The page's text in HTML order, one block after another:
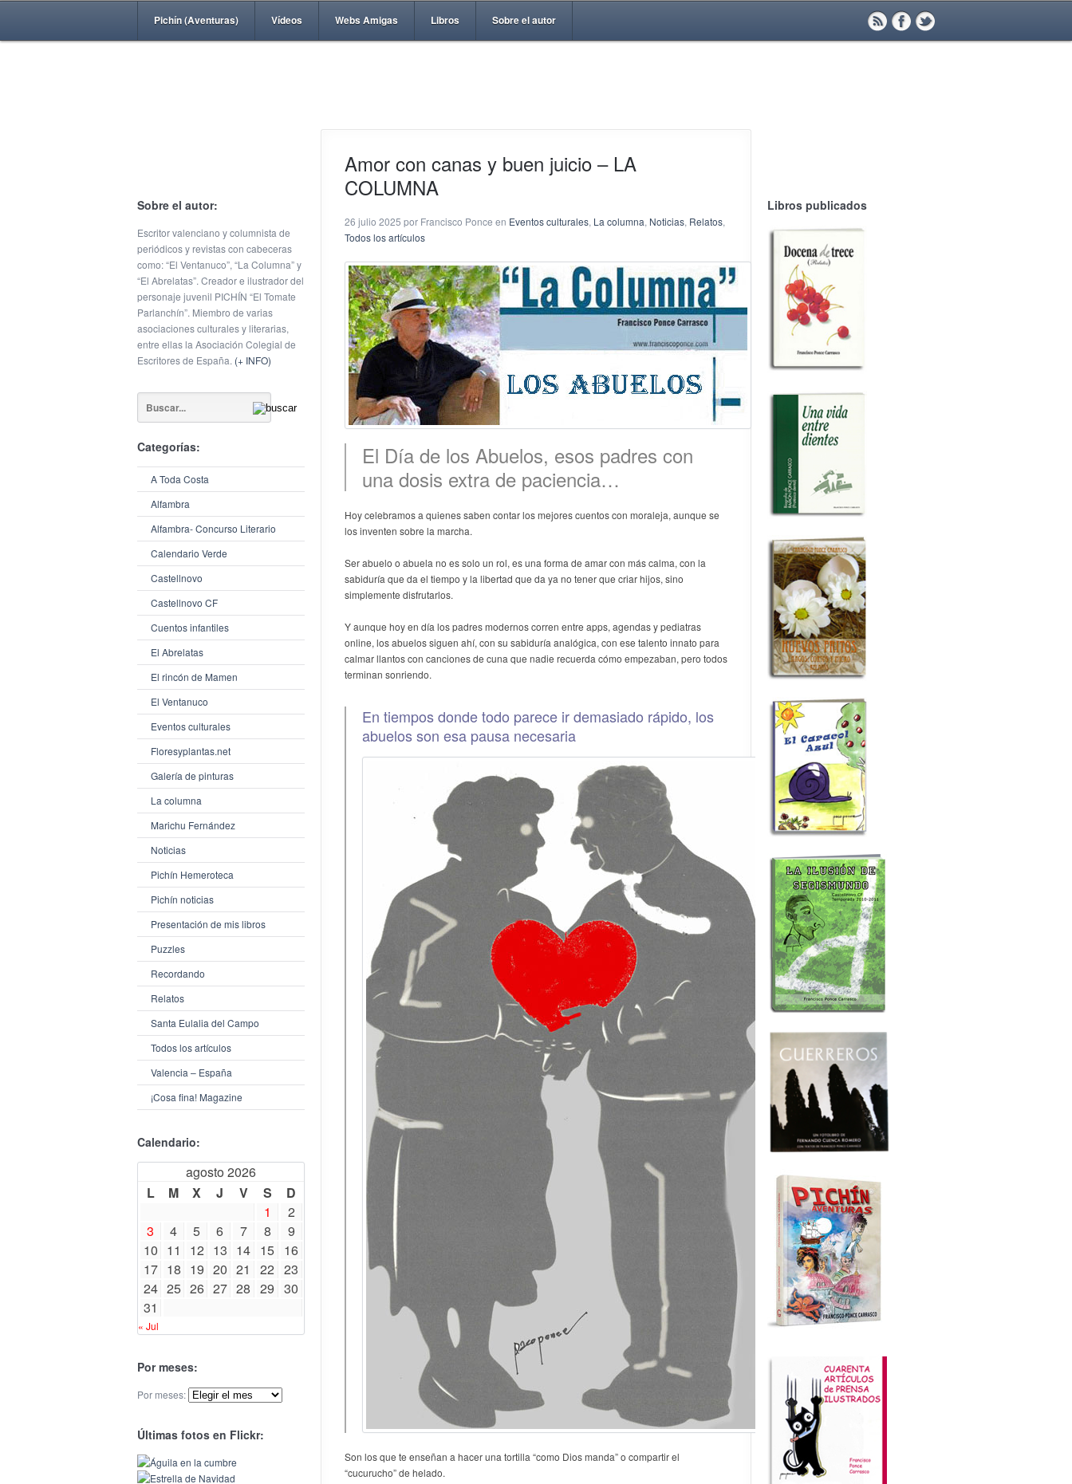
Pichín (Aventuras) Vídeos Webs Amigas Libros Sobre el autor
Sobre el autor:
Escritor valenciano y columnista de
periódicos y revistas con cabeceras
como: “El Ventanuco”, “La Columna” y
“El Abrelatas”. Creador e ilustrador del
personaje juvenil PICHÍN “El Tomate
Parlanchín”. Miembro de varias
asociaciones culturales y literarias,
entre ellas la Asociación Colegial de
Escritores de España. (+ INFO)
Categorías:
A Toda Costa
Alfambra
Alfambra- Concurso Literario
Calendario Verde
Castellnovo
Castellnovo CF
Cuentos infantiles
El Abrelatas
El rincón de Mamen
El Ventanuco
Eventos culturales
Floresyplantas.net
Galería de pinturas
La columna
Marichu Fernández
Noticias
Pichín Hemeroteca
Pichín noticias
Presentación de mis libros
Puzzles
Recordando
Relatos
Santa Eulalia del Campo
Todos los artículos
Valencia – España
¡Cosa fina! Magazine
Calendario:
agosto 2026
L
M X J V S
D
1
2
3
4 5 6 7 8
9
10 11 12 13 14 15 16
17 18 19 20 21 22 23
24 25 26 27 28 29 30
31
« Jul
Por meses:
Por meses:
Últimas fotos en Flickr:
Libros publicados
Amor con canas y buen juicio – LA
COLUMNA
26 julio 2025 por Francisco Ponce en Eventos culturales, La columna, Noticias, Relatos,
Todos los artículos
El Día de los Abuelos, esos padres con
una dosis extra de paciencia…
Hoy celebramos a quienes saben contar los mejores cuentos con moraleja, aunque se
los inventen sobre la marcha.
Ser abuelo o abuela no es solo un rol, es una forma de amar con más calma, con la
sabiduría que da el tiempo y la libertad que da ya no tener que criar hijos, sino
simplemente disfrutarlos.
Y aunque hoy en día los padres modernos corren entre apps, agendas y pediatras
online, los abuelos siguen ahí, con su sabiduría analógica, con ese talento innato para
calmar llantos con canciones de cuna que nadie recuerda cómo empezaban, pero todos
terminan sonriendo.
En tiempos donde todo parece ir demasiado rápido, los
abuelos son esa pausa necesaria
Son los que te enseñan a hacer una tortilla “como Dios manda” o compartir el
“cucurucho” de helado.